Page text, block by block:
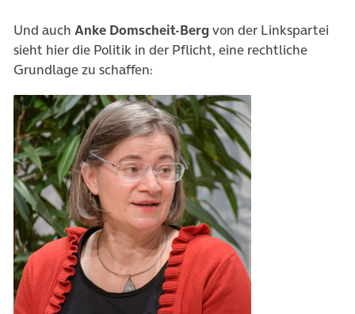
Und auch Anke Domscheit-Berg von der Linkspartei
sieht hier die Politik in der Pflicht, eine rechtliche
Grundlage zu schaffen: